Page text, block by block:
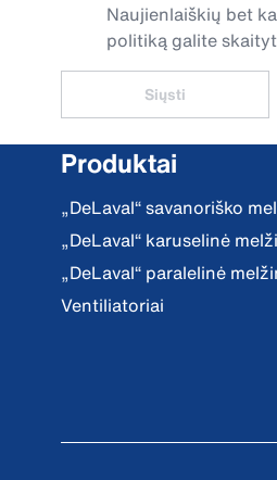
Naujienlaiškių bet
politiką galite
Siųsti
Produktai
„DeLaval“ savanoriško
„DeLaval“ karuselinė
„DeLaval“ paralelinė
Ventiliatoriai